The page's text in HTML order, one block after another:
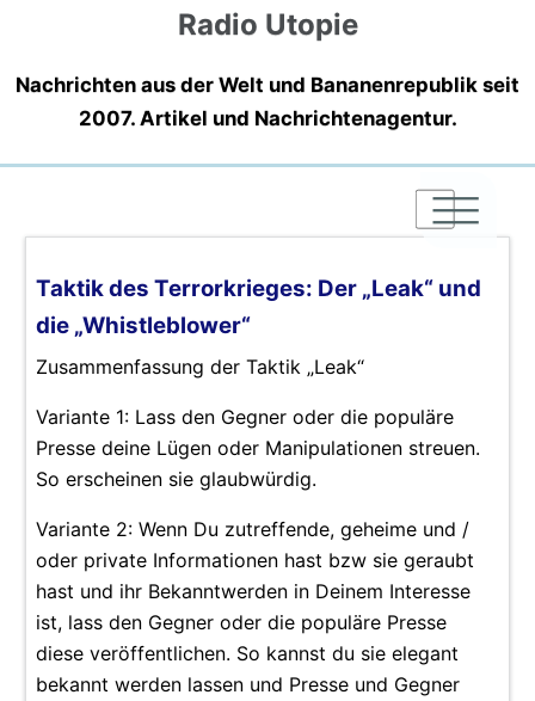
Radio Utopie
Nachrichten aus der Welt und Bananenrepublik seit
2007. Artikel und Nachrichtenagentur.
|
|
|
Taktik des Terrorkrieges: Der „Leak“ und
die „Whistleblower“
Zusammenfassung der Taktik „Leak“
Variante 1: Lass den Gegner oder die populäre
Presse deine Lügen oder Manipulationen streuen.
So erscheinen sie glaubwürdig.
Variante 2: Wenn Du zutreffende, geheime und /
oder private Informationen hast bzw sie geraubt
hast und ihr Bekanntwerden in Deinem Interesse
ist, lass den Gegner oder die populäre Presse
diese veröffentlichen. So kannst du sie elegant
bekannt werden lassen und Presse und Gegner